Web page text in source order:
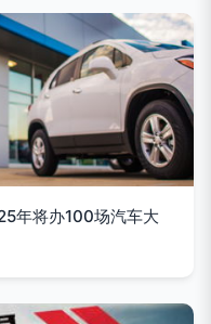
年将办100场汽车大